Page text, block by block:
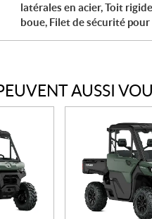
latérales en acier, Toit
boue, Filet de sécurité
AUSSI